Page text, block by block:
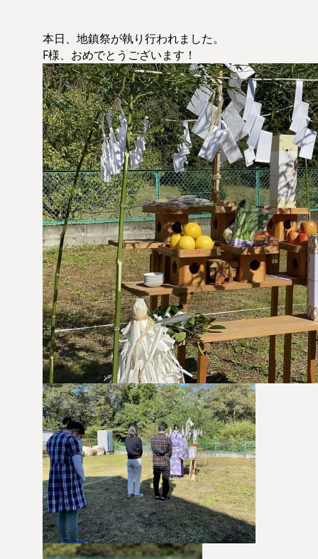
本日、地鎮祭が執り行われました。
F様、おめでとうございます！